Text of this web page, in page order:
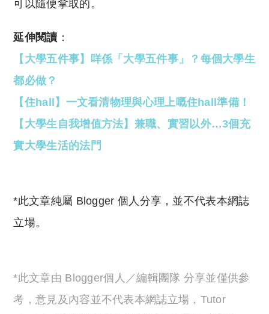
可以隨便拿取的。
延伸閱讀 ：
【大學五件事】咩係「大學五件事」？每個大學生
都必做？
【住hall】一文看清物理與心理上嘅住hall準備！
【大學生自我增值方法】兼職、實習以外…3個充
實大學生活的法門
*此文章純屬 Blogger 個人分享，並不代表本網誌
立場。
*此文章由 Blogger個人／編輯團隊 分享並僅供參
考，意見及內容並不代表本網誌立場，Tutor